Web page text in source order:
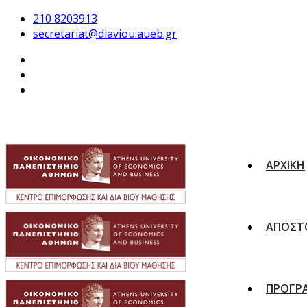
210 8203913
secretariat@diaviou.aueb.gr
ΑΡΧΙΚΗ